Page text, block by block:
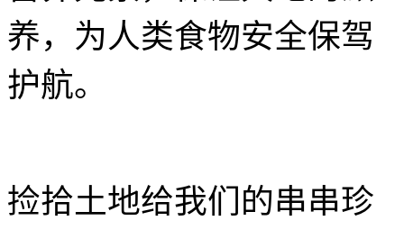
养，为人类食物安全保驾
护航。
捡拾土地给我们的串串珍